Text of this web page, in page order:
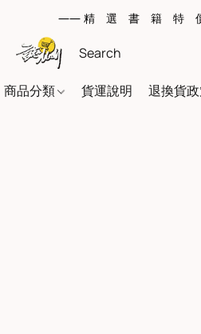
—— 精 選 書 籍 特
商品分類 貨運說明 退換貨